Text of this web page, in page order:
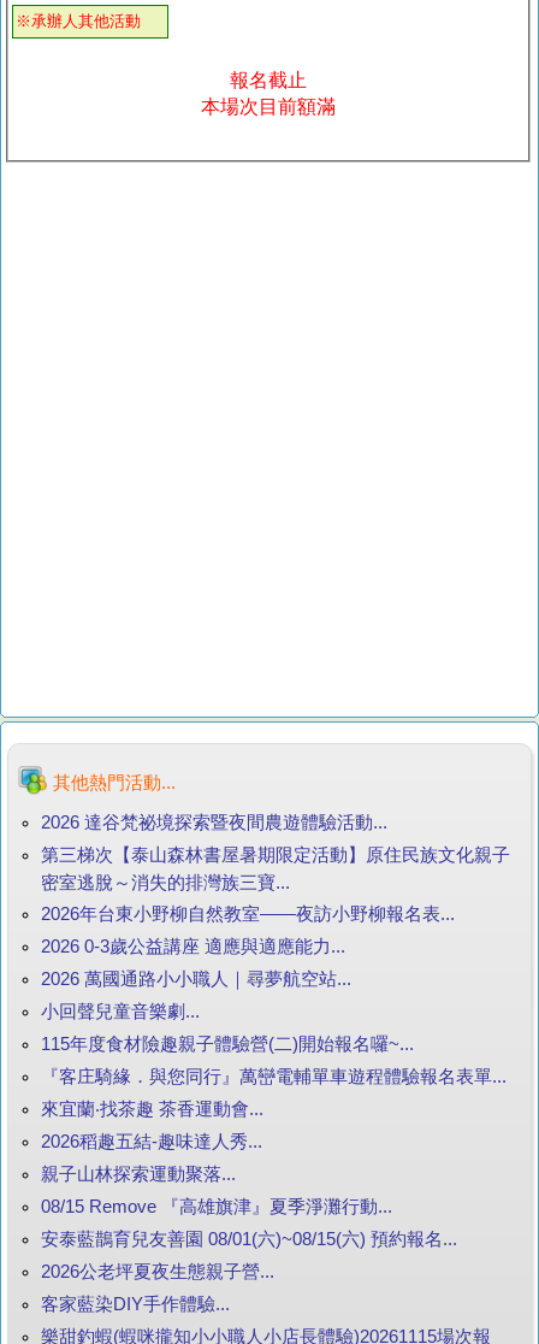
※承辦人其他活動
報名截止
本場次目前額滿
其他熱門活動...
2026 達谷梵祕境探索暨夜間農遊體驗活動...
第三梯次【泰山森林書屋暑期限定活動】原住民族文化親子
密室逃脫～消失的排灣族三寶...
2026年台東小野柳自然教室——夜訪小野柳報名表...
2026 0-3歲公益講座 適應與適應能力...
2026 萬國通路小小職人｜尋夢航空站...
小回聲兒童音樂劇...
115年度食材險趣親子體驗營(二)開始報名囉~...
『客庄騎緣．與您同行』萬巒電輔單車遊程體驗報名表單...
來宜蘭‧找茶趣 茶香運動會...
2026稻趣五結-趣味達人秀...
親子山林探索運動聚落...
08/15 Remove 『高雄旗津』夏季淨灘行動...
安泰藍鵲育兒友善園 08/01(六)~08/15(六) 預約報名...
2026公老坪夏夜生態親子營...
客家藍染DIY手作體驗...
樂甜釣蝦(蝦咪攏知小小職人小店長體驗)20261115場次報